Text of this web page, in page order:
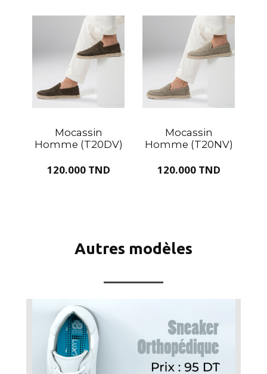
Mocassin
Homme (T20DV)
120.000 TND
Mocassin
Homme (T20NV)
120.000 TND
Autres modèles